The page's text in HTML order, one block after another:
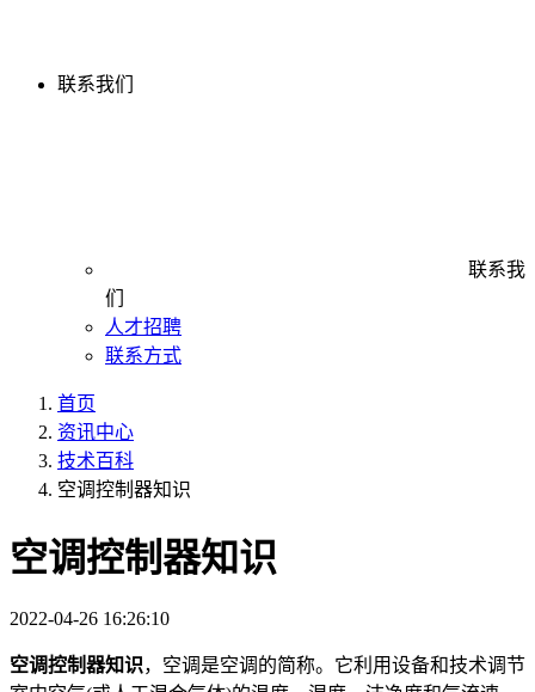
联系我们
联系我
们
人才招聘
联系方式
首页
资讯中心
技术百科
空调控制器知识
空调控制器知识
2022-04-26 16:26:10
空调控制器知识，空调是空调的简称。它利用设备和技术调节